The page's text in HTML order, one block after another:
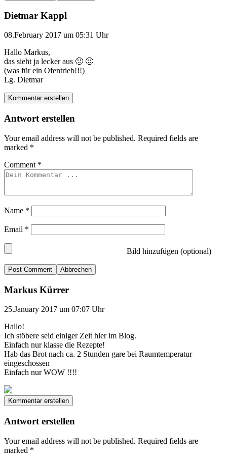
Dietmar Kappl
08.February 2017 um 05:31 Uhr
Hallo Markus,
das sieht ja lecker aus 🙂 🙂
(was für ein Ofentrieb!!!)
Lg. Dietmar
Kommentar erstellen
Antwort erstellen
Your email address will not be published. Required fields are
marked *
Comment *
Name *
Email *
Bild hinzufügen (optional)
Abbrechen
Markus Kürrer
25.January 2017 um 07:07 Uhr
Hallo!
Ich stöbere seid einiger Zeit hier im Blog.
Einfach nur klasse die Rezepte!
Hab das Brot nach ca. 2 Stunden gare bei Raumtemperatur
eingeschossen
Einfach nur WOW !!!!
Kommentar erstellen
Antwort erstellen
Your email address will not be published. Required fields are
marked *